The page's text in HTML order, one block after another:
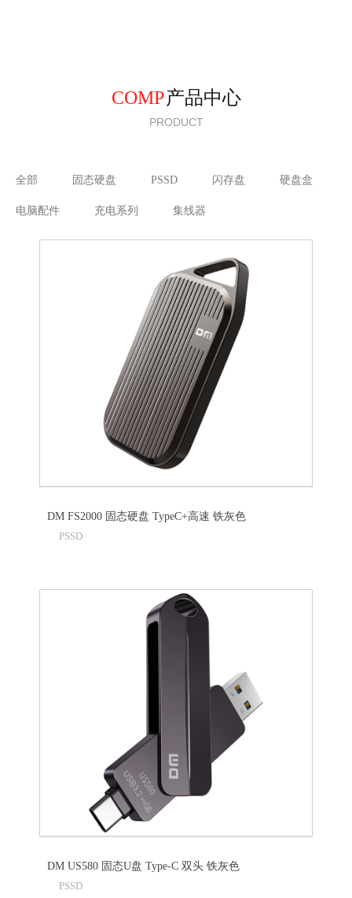
COMP产品中心
PRODUCT
全部 固态硬盘 PSSD 闪存盘 硬盘盒
电脑配件 充电系列 集线器
DM FS2000 固态硬盘 TypeC+高速 铁灰色
PSSD
DM US580 固态U盘 Type-C 双头 铁灰色
PSSD